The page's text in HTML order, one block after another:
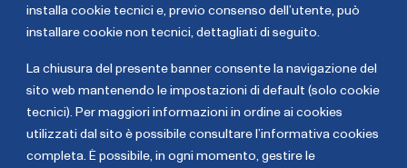
installa cookie tecnici e, previo consenso dell’utente, può
installare cookie non tecnici, dettagliati di seguito
La chiusura del presente banner consente la navigazione del
sito web mantenendo le impostazioni di default (solo cookie
tecnici). Per maggiori informazioni in ordine ai cookies
utilizzati dal sito è possibile consultare l’informativa cookies
completa. È possibile, in ogni momento, gestire le
Nicola
Luigi